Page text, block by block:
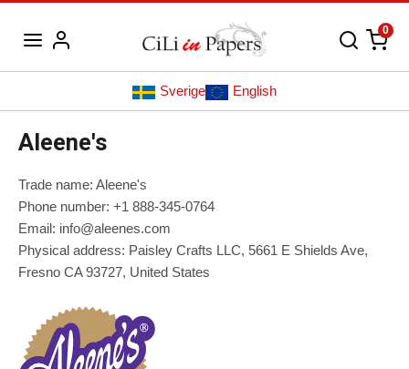
0
Sverige English
Aleene's
Trade name: Aleene's
Phone number: +1 888-345-0764
Email: info@aleenes.com
Physical address: Paisley Crafts LLC, 5661 E Shields Ave,
Fresno CA 93727, United States